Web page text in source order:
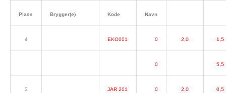
Plass Brygger(e) Kode Navn
4 EKO001 0 2,0 1,5
0 5,5
3 JAR 201 0 2,0 0,5